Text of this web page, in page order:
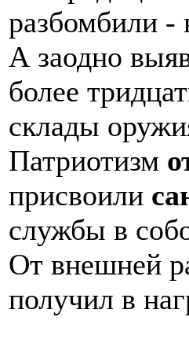
разбомбили -
А заодно
более
склады
Патриотизм
присвоили
службы в
От внешней
получил в